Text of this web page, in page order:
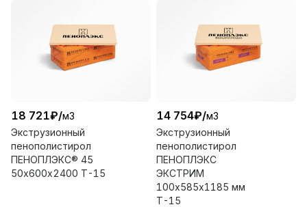
18 721₽/м3
Экструзионный
пенополистирол
ПЕНОПЛЭКС® 45
50х600х2400 Т-15
14 754₽/м3
Экструзионный
пенополистирол
ПЕНОПЛЭКС
ЭКСТРИМ
100х585х1185 мм
Т-15